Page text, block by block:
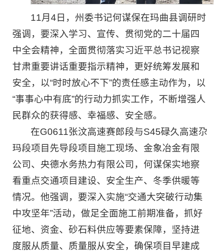
11月4日，州委书记何谋保在玛曲县调研时
强调，要深入学习、宣传、贯彻党的二十届四
中全会精神，全面贯彻落实习近平总书记视察
甘肃重要讲话重要指示精神，更好统筹发展和
安全，以“时时放心不下”的责任感主动作为，以
“事事心中有底”的行动力抓实工作，不断增强人
民群众的获得感、幸福感、安全感。
在G0611张汶高速赛郎段与S45碌久高速尕
玛段项目先导段项目施工现场、金象冶金有限
公司、央德水务热力有限公司，何谋保实地察
看重点交通项目建设、安全生产、冬季供暖等
情况。他强调，要深入实施“交通大突破行动集
中攻坚年”活动，做足全面施工前期准备，抓好
征地、资金、砂石料供应等要素保障，坚持进
度服从质量、质量服从安全，确保项目早建成